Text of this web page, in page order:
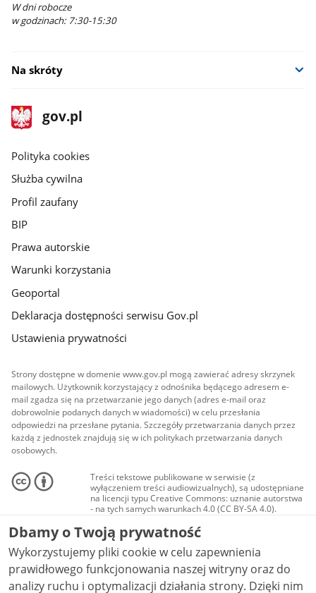
W dni robocze
w godzinach: 7:30-15:30
Na skróty
stopka
gov.pl
Strona
gov.pl
gov.pl
Polityka cookies
Służba cywilna
Profil zaufany
BIP
Prawa autorskie
Warunki korzystania
Geoportal
Deklaracja dostępności serwisu Gov.pl
Ustawienia prywatności
Strony dostępne w domenie www.gov.pl mogą zawierać adresy skrzynek
mailowych. Użytkownik korzystający z odnośnika będącego adresem e-
mail zgadza się na przetwarzanie jego danych (adres e-mail oraz
dobrowolnie podanych danych w wiadomości) w celu przesłania
odpowiedzi na przesłane pytania. Szczegóły przetwarzania danych przez
każdą z jednostek znajdują się w ich politykach przetwarzania danych
osobowych.
Treści tekstowe publikowane w serwisie (z
wyłączeniem treści audiowizualnych), są udostępniane
na licencji typu Creative Commons: uznanie autorstwa
- na tych samych warunkach 4.0 (CC BY-SA 4.0).
Materiały audiowizualne, w tym zdjęcia, materiały
audio i wideo, są udostępniane na licencji typu
Creative Commons: uznanie autorstwa użycie
niekomercyjne - bez utworów zależnych 4.0 (CC BY-
NC-ND 4.0), o ile nie jest to stwierdzone inaczej.
Dbamy o Twoją prywatność
Wykorzystujemy pliki cookie w celu zapewnienia
prawidłowego funkcjonowania naszej witryny oraz do
analizy ruchu i optymalizacji działania strony. Dzięki nim